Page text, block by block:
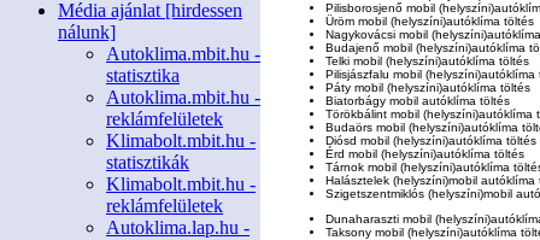
Média ajánlat [hirdessen
nálunk]
Autoklima.mbit.hu -
statisztika
Autoklima.mbit.hu -
reklámfelületek
Klimabolt.mbit.hu -
statisztikák
Klimabolt.mbit.hu -
reklámfelületek
Autoklima.lap.hu -
Pilisborosjenő mobil (helyszíni)
Üröm mobil (helyszíni)autóklíma töltés
Nagykovácsi mobil (helyszíni)
Budajenő mobil (helyszíni)autóklíma
Telki mobil (helyszíni)autóklíma töltés
Pilisjászfalu mobil (helyszíni)autóklíma
Páty mobil (helyszíni)autóklíma töltés
Biatorbágy mobil autóklíma töltés
Törökbálint mobil (helyszíni)autóklíma
Budaörs mobil (helyszíni)autóklíma
Diósd mobil (helyszíni)autóklíma töltés
Érd mobil (helyszíni)autóklíma töltés
Tárnok mobil (helyszíni)autóklíma
Halásztelek (helyszíni)mobil autóklíma
Szigetszentmiklós (helyszíni)mobil
Dunaharaszti mobil (helyszíni)
Taksony mobil (helyszíni)autóklíma